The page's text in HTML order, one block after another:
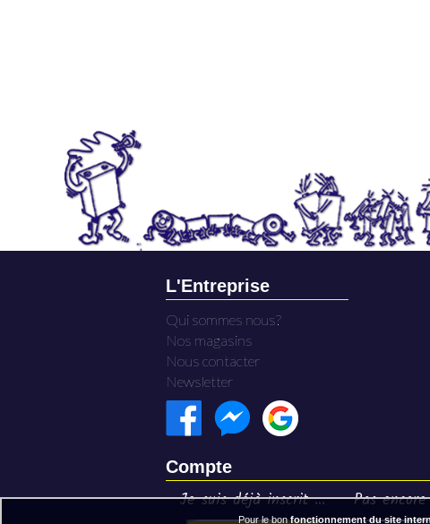
L'Entreprise
Qui sommes nous?
Nos magasins
Nous contacter
Newsletter
Compte
Je suis déjà inscrit ... Pas
Pour le bonfonctionnement du site